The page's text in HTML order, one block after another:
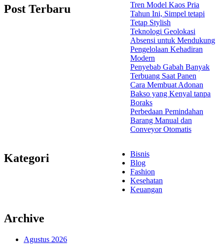
Post Terbaru
Tren Model Kaos Pria
Tahun Ini, Simpel tetapi
Tetap Stylish
Teknologi Geolokasi
Absensi untuk Mendukung
Pengelolaan Kehadiran
Modern
Penyebab Gabah Banyak
Terbuang Saat Panen
Cara Membuat Adonan
Bakso yang Kenyal tanpa
Boraks
Perbedaan Pemindahan
Barang Manual dan
Conveyor Otomatis
Kategori
Bisnis
Blog
Fashion
Kesehatan
Keuangan
Archive
Agustus 2026